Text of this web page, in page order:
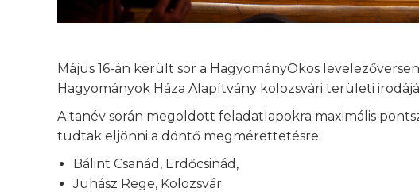
Május 16-án került sor a HagyományOkos
Hagyományok Háza Alapítvány kolozsvári területi
A tanév során megoldott feladatlapokra maximális
tudtak eljönni a döntő megmérettetésre:
Bálint Csanád, Erdőcsinád,
Juhász Rege, Kolozsvár